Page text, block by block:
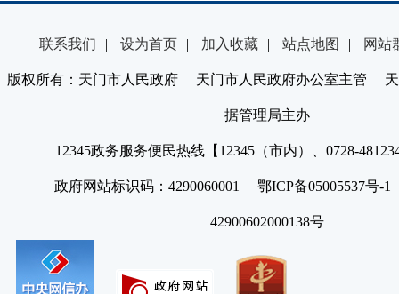
联系我们 | 设为首页 | 加入收藏 | 站点地图 | 网站
版权所有：天门市人民政府 天门市人民政府办公室主管 天
据管理局主办
12345政务服务便民热线【12345（市内）、0728-
政府网站标识码：4290060001 鄂ICP备05005537号
42900602000138号